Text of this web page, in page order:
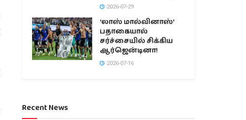
2026-07-29
‘லாஸ் மால்வினாஸ்’
பதாகையால்
சர்ச்சையில் சிக்கிய
ஆர்ஜென்டினா!
2026-07-16
Recent News